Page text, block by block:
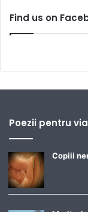
Find us on
Poezii pentru
Copiii